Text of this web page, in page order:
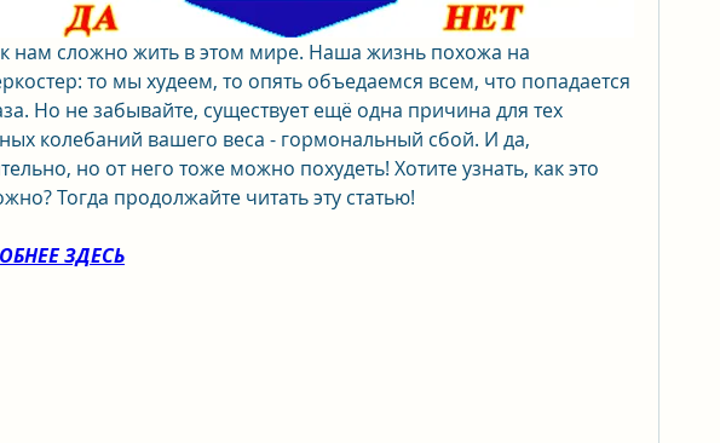
нам сложно жить в этом мире. Наша жизнь похожа на
то мы худеем, то опять объедаемся всем, что попадается
Но не забывайте, существует ещё одна причина для тех
колебаний вашего веса - гормональный сбой. И да,
но от него тоже можно похудеть! Хотите узнать, как это
Тогда продолжайте читать эту статью!
ЗДЕСЬ